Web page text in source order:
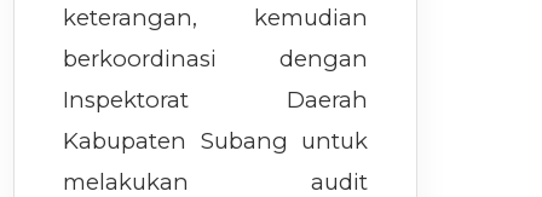
keterangan, kemudian
berkoordinasi dengan
Inspektorat Daerah
Kabupaten Subang untuk
melakukan audit